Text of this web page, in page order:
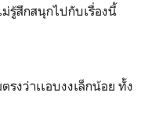
รู้สึกสนุกไปกับเรื่องนี้
รงว่าเเอบงงเล็กน้อย ทั้ง